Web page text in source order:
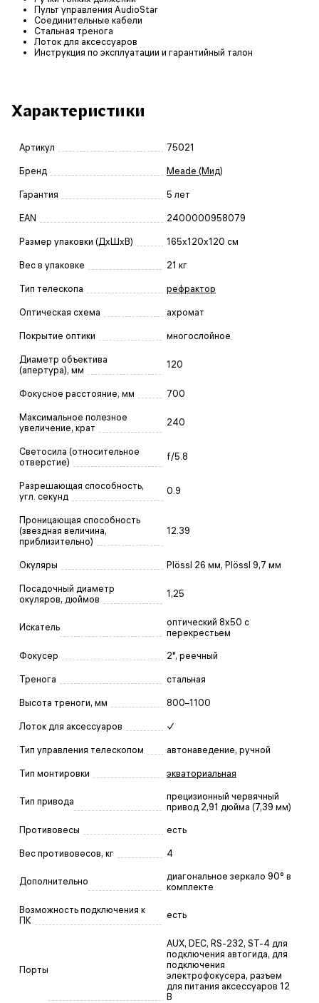
Пульт управления AudioStar
Соединительные кабели
Стальная тренога
Лоток для аксессуаров
Инструкция по эксплуатации и гарантийный талон
Характеристики
Артикул 75021
Бренд Meade (Мид)
Гарантия 5 лет
EAN 2400000958079
Размер упаковки (ДxШxВ) 165x120x120 см
Вес в упаковке 21 кг
Тип телескопа рефрактор
Оптическая схема ахромат
Покрытие оптики многослойное
Диаметр объектива
(апертура), мм
120
Фокусное расстояние, мм 700
Максимальное полезное
увеличение, крат
240
Светосила (относительное
отверстие)
f/5.8
Разрешающая способность,
угл. секунд
0.9
Проницающая способность
(звездная величина,
приблизительно)
12.39
Окуляры Plössl 26 мм, Plössl 9,7 мм
Посадочный диаметр
окуляров, дюймов
1,25
Искатель
оптический 8х50 с
перекрестьем
Фокусер 2", реечный
Тренога стальная
Высота треноги, мм 800–1100
Лоток для аксессуаров ✓
Тип управления телескопом автонаведение, ручной
Тип монтировки экваториальная
Тип привода
прецизионный червячный
привод 2,91 дюйма (7,39 мм)
Противовесы есть
Вес противовесов, кг 4
Дополнительно
диагональное зеркало 90° в
комплекте
Возможность подключения к
ПК
есть
Порты
AUX, DEC, RS-232, ST-4 для
подключения автогида, для
подключения
электрофокусера, разъем
для питания аксессуаров 12
В